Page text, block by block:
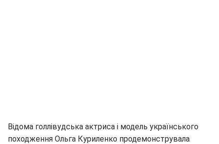
Відома голлівудська актриса і модель українського
походження Ольга Куриленко продемонструвала